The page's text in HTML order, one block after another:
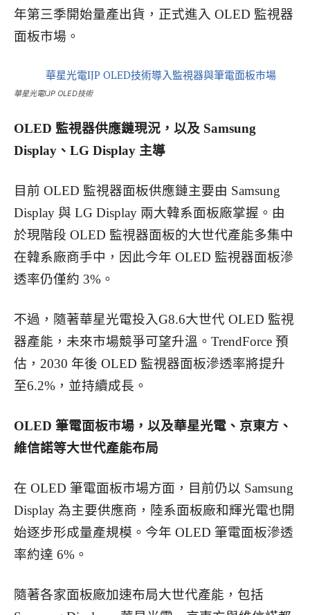
年第三季開始量產出貨，正式進入 OLED 監視器
面板市場。
華星光電IJP OLED技術
OLED 監視器供應鏈現況，以及 Samsung
Display、LG Display 主導
目前 OLED 監視器面板供應鏈主要由 Samsung
Display 與 LG Display 兩大韓系面板廠掌握。由
於現階段 OLED 監視器面板的大世代產能多集中
在韓系廠商手中，因此今年 OLED 監視器面板滲
透率仍僅約 3%。
不過，隨著華星光電投入G8.6大世代 OLED 監視
器產能，未來市場競爭可望升溫。TrendForce 預
估，2030 年後 OLED 監視器面板滲透率將提升
至6.2%，並持續成長。
OLED 筆電面板市場，以及華星光電、京東方、
維信諾等大世代產能布局
在 OLED 筆電面板市場方面，目前仍以 Samsung
Display 為主要供應商，陸系面板廠和輝光電也開
始逐步形成量產規模。今年 OLED 筆電面板滲透
率約達 6%。
隨著各家面板廠加速布局大世代產能，包括